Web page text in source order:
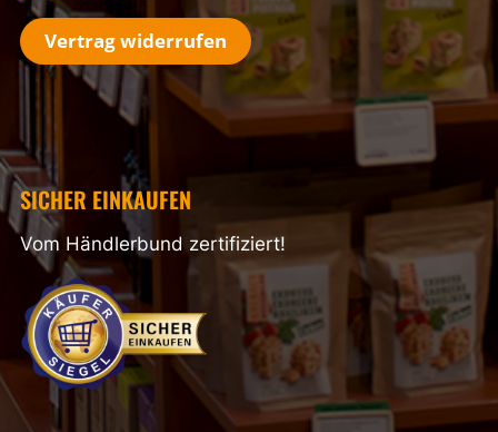
Vertrag widerrufen
SICHER EINKAUFEN
Vom Händlerbund zertifiziert!